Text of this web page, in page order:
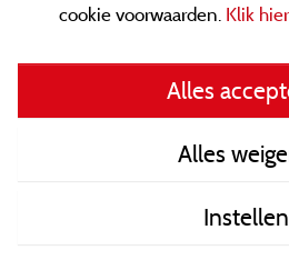
General terms
Contact
Algemene
cookie voorwaarden. Klik
Alles
Alles
Instellen